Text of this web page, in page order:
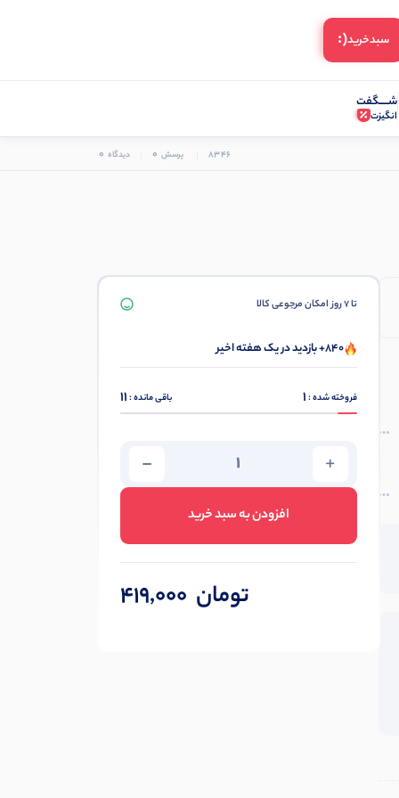
سبد‌خرید(:
شـــــگفت
انگیزت
8346 پرسش 0 دیدگاه 0
تا 7 روز امکان مرجوعی کالا
840+ بازدید در یک هفته اخیر
فروخته شده :1 باقی مانده :11
افزودن به سبد خرید
419,000 تومان